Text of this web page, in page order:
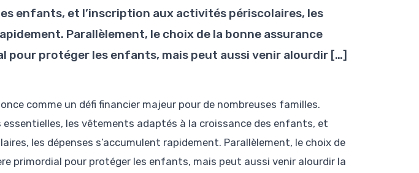
enfants, et l’inscription aux activités périscolaires, les
Parallèlement, le choix de la bonne assurance
pour protéger les enfants, mais peut aussi venir alourdir […]
comme un défi financier majeur pour de nombreuses familles.
les vêtements adaptés à la croissance des enfants, et
les dépenses s’accumulent rapidement. Parallèlement, le choix de
primordial pour protéger les enfants, mais peut aussi venir alourdir la